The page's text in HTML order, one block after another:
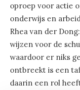
oproep voor actie
onderwijs en
Rhea van der
wijzen voor de
waardoor er niks
ontbreekt is een
daarin een rol